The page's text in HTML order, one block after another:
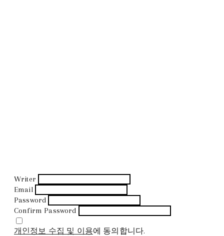
Writer
Email
Password
Confirm Password
개인정보 수집 및 이용에 동의합니다.